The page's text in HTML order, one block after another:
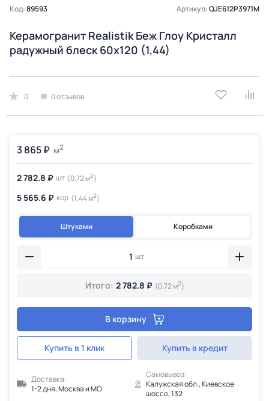
Код:89593 Артикул:QJE612P3971M
Керамогранит Realistik Беж Глоу Кристалл
радужный блеск 60x120 (1,44)
0 0 отзывов
3 865 ₽ м2
2 782.8 ₽ шт (0.72 м2)
5 565.6 ₽ кор (1.44 м2)
Штуками Коробками
шт
Итого: 2 782.8 ₽ (0.72 м2)
В корзину
Купить в 1 клик Купить в кредит
Доставка:
1-2 дня, Москва и МО
Самовывоз:
Калужская обл., Киевское
шоссе, 132